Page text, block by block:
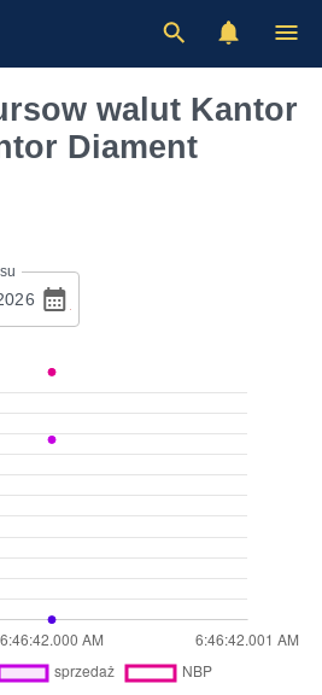
walut Kantor
Diament